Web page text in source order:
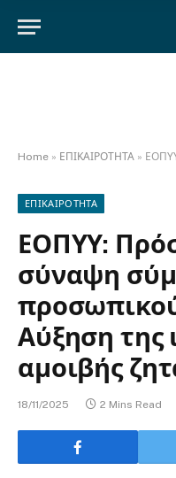
Home » ΕΠΙΚΑΙΡΟΤΗΤΑ » ΕΟΠΥΥ:
ΕΠΙΚΑΙΡΟΤΗΤΑ
ΕΟΠΥΥ:
σύναψη
Αύξηση της
αμοιβής
18/11/2025 2 Mins Read